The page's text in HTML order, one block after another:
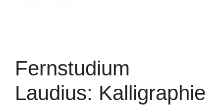
Fernstudium
Laudius: Kalligraphie